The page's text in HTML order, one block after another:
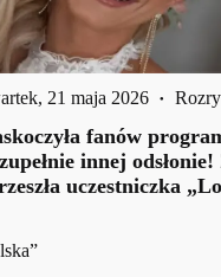
21 maja 2026
fanów
innej
uczestniczka